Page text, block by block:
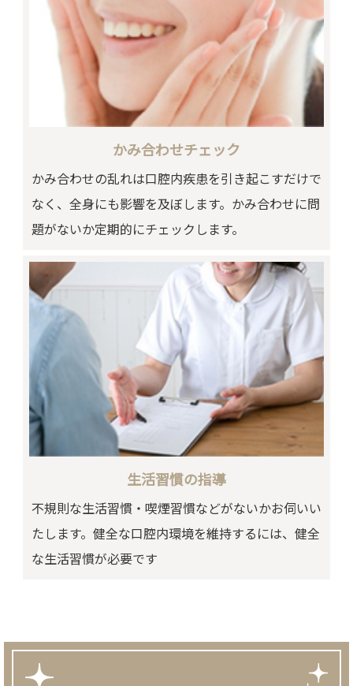
かみ合わせチェック
かみ合わせの乱れは口腔内疾患を引き起こすだけで
なく、全身にも影響を及ぼします。かみ合わせに問
題がないか定期的にチェックします。
生活習慣の指導
不規則な生活習慣・喫煙習慣などがないかお伺いい
たします。健全な口腔内環境を維持するには、健全
な生活習慣が必要です